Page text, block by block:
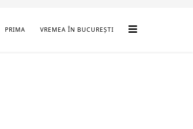
PRIMA VREMEA ÎN BUCUREȘTI